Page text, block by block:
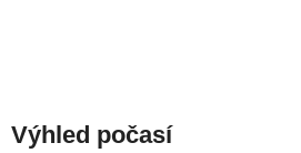
Výhled počasí